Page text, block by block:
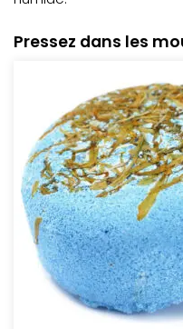
Pressez dans les